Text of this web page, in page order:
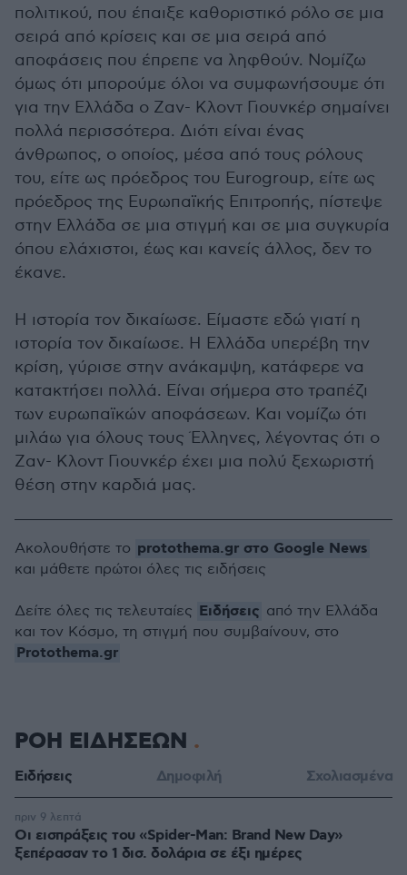
πολιτικού, που έπαιξε καθοριστικό ρόλο σε μια
σειρά από κρίσεις και σε μια σειρά από
αποφάσεις που έπρεπε να ληφθούν. Νομίζω
όμως ότι μπορούμε όλοι να συμφωνήσουμε ότι
για την Ελλάδα ο Ζαν- Κλοντ Γιουνκέρ σημαίνει
πολλά περισσότερα. Διότι είναι ένας
άνθρωπος, ο οποίος, μέσα από τους ρόλους
του, είτε ως πρόεδρος του Eurogroup, είτε ως
πρόεδρος της Ευρωπαϊκής Επιτροπής, πίστεψε
στην Ελλάδα σε μια στιγμή και σε μια συγκυρία
όπου ελάχιστοι, έως και κανείς άλλος, δεν το
έκανε.
Η ιστορία τον δικαίωσε. Είμαστε εδώ γιατί η
ιστορία τον δικαίωσε. Η Ελλάδα υπερέβη την
κρίση, γύρισε στην ανάκαμψη, κατάφερε να
κατακτήσει πολλά. Είναι σήμερα στο τραπέζι
των ευρωπαϊκών αποφάσεων. Και νομίζω ότι
μιλάω για όλους τους Έλληνες, λέγοντας ότι ο
Ζαν- Κλοντ Γιουνκέρ έχει μια πολύ ξεχωριστή
θέση στην καρδιά μας.
Ακολουθήστε το protothema.gr στο Google News
και μάθετε πρώτοι όλες τις ειδήσεις
Δείτε όλες τις τελευταίες Ειδήσεις από την Ελλάδα
και τον Κόσμο, τη στιγμή που συμβαίνουν, στο
Protothema.gr
ΡΟΗ ΕΙΔΗΣΕΩΝ
Ειδήσεις Δημοφιλή Σχολιασμένα
Οι εισπράξεις του «Spider-Man: Brand New Day»
ξεπέρασαν το 1 δισ. δολάρια σε έξι ημέρες
πριν 9 λεπτά